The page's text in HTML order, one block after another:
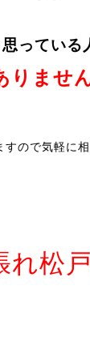
っている
りませ
抜
ので気軽に
し
れ松